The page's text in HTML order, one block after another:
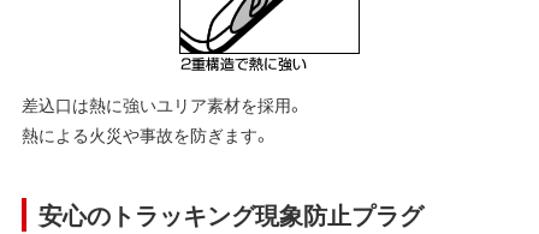
差込口は熱に強いユリア素材を採用。
熱による火災や事故を防ぎます。
安心のトラッキング現象防止プラグ